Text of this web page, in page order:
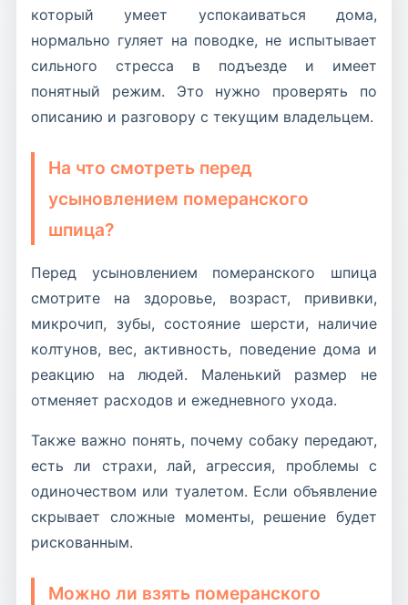
который умеет успокаиваться дома,
нормально гуляет на поводке, не испытывает
сильного стресса в подъезде и имеет
понятный режим. Это нужно проверять по
описанию и разговору с текущим владельцем.
На что смотреть перед
усыновлением померанского
шпица?
Перед усыновлением померанского шпица
смотрите на здоровье, возраст, прививки,
микрочип, зубы, состояние шерсти, наличие
колтунов, вес, активность, поведение дома и
реакцию на людей. Маленький размер не
отменяет расходов и ежедневного ухода.
Также важно понять, почему собаку передают,
есть ли страхи, лай, агрессия, проблемы с
одиночеством или туалетом. Если объявление
скрывает сложные моменты, решение будет
рискованным.
Можно ли взять померанского